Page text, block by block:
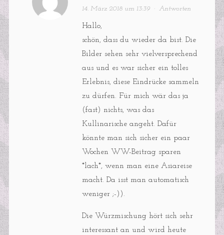
14. März 2018 um 13:39· Antworten
Hallo,
schön, dass du wieder da bist. Die
Bilder sehen sehr vielversprechend
aus und es war sicher ein tolles
Erlebnis, diese Eindrücke sammeln
zu dürfen. Für mich wär das ja
(fast) nichts, was das
Kullinarische angeht. Dafür
könnte man sich sicher ein paar
Wochen WW-Beitrag sparen
*lach*, wenn man eine Asiareise
macht. Da isst man automatisch
weniger ;-)).
Die Würzmischung hört sich sehr
interessant an und wird heute